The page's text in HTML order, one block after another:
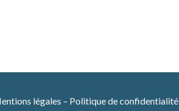
légales – Politique de confidentialité